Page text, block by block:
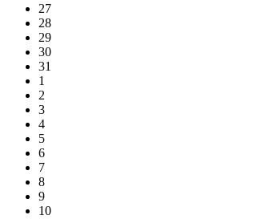
27
28
29
30
31
1
2
3
4
5
6
7
8
9
10